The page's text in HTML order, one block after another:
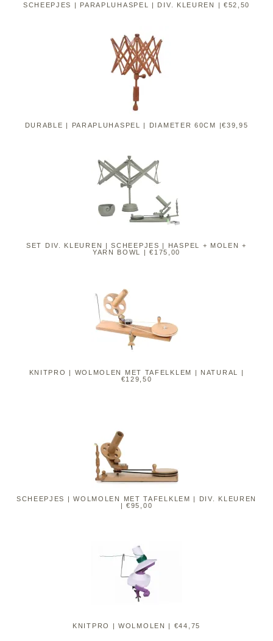
SCHEEPJES | PARAPLUHASPEL | DIV. KLEUREN | €52,50
DURABLE | PARAPLUHASPEL | DIAMETER 60CM |€39,95
SET DIV. KLEUREN | SCHEEPJES | HASPEL + MOLEN +
YARN BOWL | €175,00
KNITPRO | WOLMOLEN MET TAFELKLEM | NATURAL |
€129,50
SCHEEPJES | WOLMOLEN MET TAFELKLEM | DIV. KLEUREN
| €95,00
KNITPRO | WOLMOLEN | €44,75